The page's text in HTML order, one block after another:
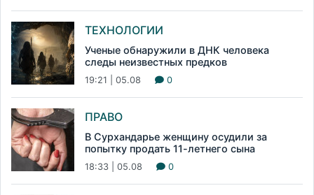
ТЕХНОЛОГИИ
Ученые обнаружили в ДНК человека
следы неизвестных предков
19:21 | 05.08 0
ПРАВО
В Сурхандарье женщину осудили за
попытку продать 11-летнего сына
18:33 | 05.08 0